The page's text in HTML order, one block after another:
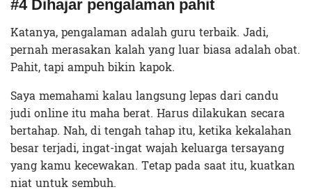
#4 Dihajar pengalaman pahit
Katanya, pengalaman adalah guru terbaik. Jadi,
pernah merasakan kalah yang luar biasa adalah obat.
Pahit, tapi ampuh bikin kapok.
Saya memahami kalau langsung lepas dari candu
judi online itu maha berat. Harus dilakukan secara
bertahap. Nah, di tengah tahap itu, ketika kekalahan
besar terjadi, ingat-ingat wajah keluarga tersayang
yang kamu kecewakan. Tetap pada saat itu, kuatkan
niat untuk sembuh.